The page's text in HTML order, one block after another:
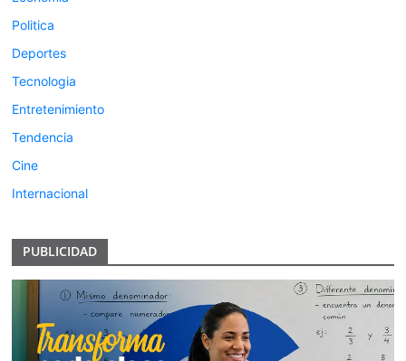
Politica
Deportes
Tecnologia
Entretenimiento
Tendencia
Cine
Internacional
PUBLICIDAD